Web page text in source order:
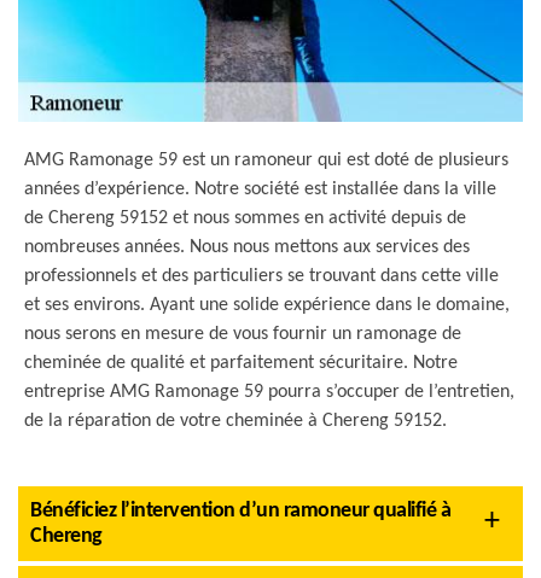
AMG Ramonage 59 est un ramoneur qui est doté de plusieurs
années d’expérience. Notre société est installée dans la ville
de Chereng 59152 et nous sommes en activité depuis de
nombreuses années. Nous nous mettons aux services des
professionnels et des particuliers se trouvant dans cette ville
et ses environs. Ayant une solide expérience dans le domaine,
nous serons en mesure de vous fournir un ramonage de
cheminée de qualité et parfaitement sécuritaire. Notre
entreprise AMG Ramonage 59 pourra s’occuper de l’entretien,
de la réparation de votre cheminée à Chereng 59152.
Bénéficiez l’intervention d’un ramoneur qualifié à
Chereng